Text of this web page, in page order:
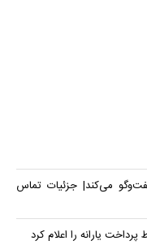
می‌کند| جزئیات تماس
یارانه را اعلام کرد